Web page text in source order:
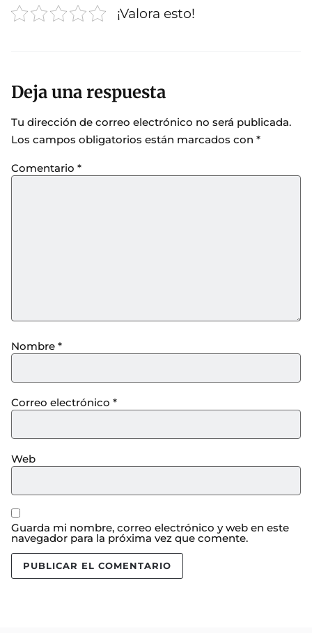
¡Valora esto!
Deja una respuesta
Tu dirección de correo electrónico no será publicada.
Los campos obligatorios están marcados con *
Comentario *
Nombre *
Correo electrónico *
Web
Guarda mi nombre, correo electrónico y web en este
navegador para la próxima vez que comente.